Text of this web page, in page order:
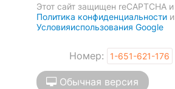
Этот сайт защищен reCAPTCHA
Политика конфиденциальности и
Условияиспользования Google
Номер: 1-651-621-176
Обычная версия